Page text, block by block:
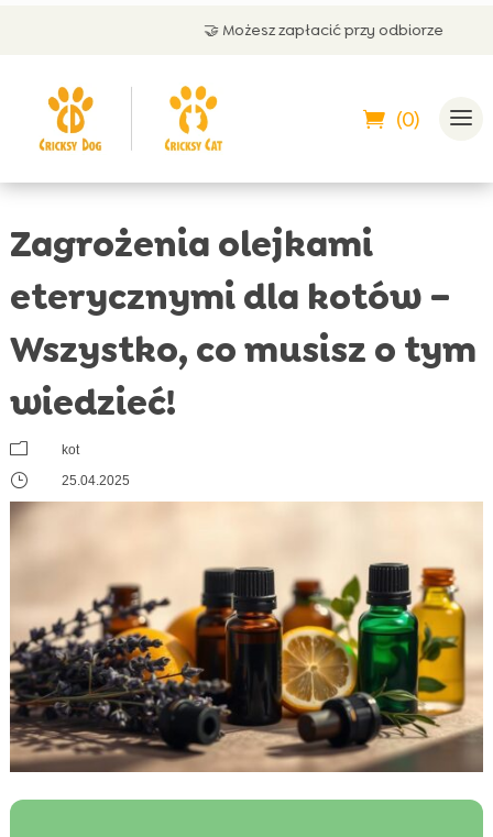
🤝 Możesz zapłacić przy odbiorze
(0)
Zagrożenia olejkami
eterycznymi dla kotów –
Wszystko, co musisz o tym
wiedzieć!
m kot
} 25.04.2025